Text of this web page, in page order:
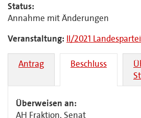
Status:
Annahme mit Änderungen
Veranstaltung: II/2021
Antrag Beschluss
Überweisen an:
AH Fraktion, Senat